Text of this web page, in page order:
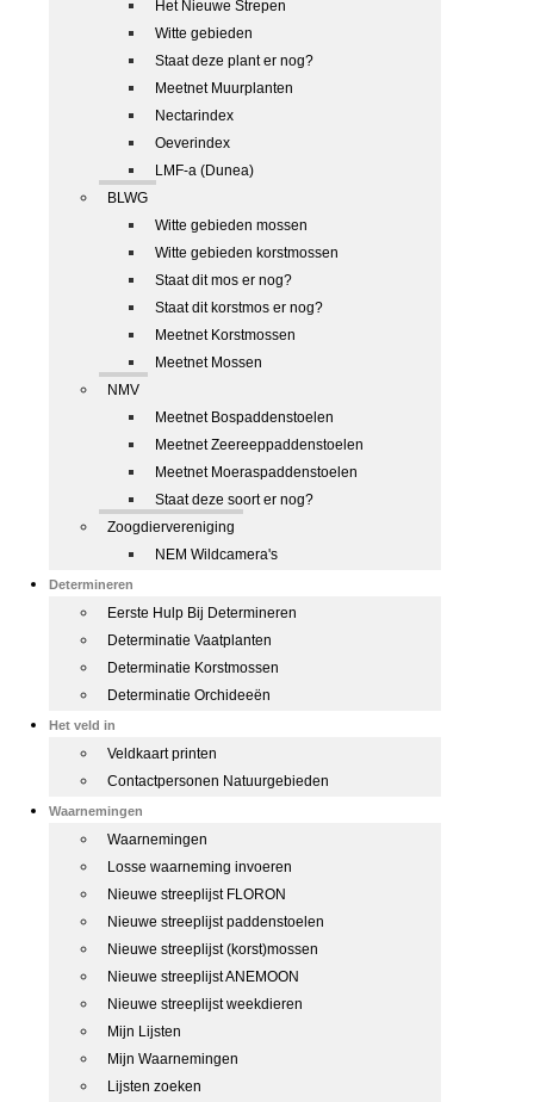
Het Nieuwe Strepen
Witte gebieden
Staat deze plant er nog?
Meetnet Muurplanten
Nectarindex
Oeverindex
LMF-a (Dunea)
BLWG
Witte gebieden mossen
Witte gebieden korstmossen
Staat dit mos er nog?
Staat dit korstmos er nog?
Meetnet Korstmossen
Meetnet Mossen
NMV
Meetnet Bospaddenstoelen
Meetnet Zeereeppaddenstoelen
Meetnet Moeraspaddenstoelen
Staat deze soort er nog?
Zoogdiervereniging
NEM Wildcamera's
Determineren
Eerste Hulp Bij Determineren
Determinatie Vaatplanten
Determinatie Korstmossen
Determinatie Orchideeën
Het veld in
Veldkaart printen
Contactpersonen Natuurgebieden
Waarnemingen
Waarnemingen
Losse waarneming invoeren
Nieuwe streeplijst FLORON
Nieuwe streeplijst paddenstoelen
Nieuwe streeplijst (korst)mossen
Nieuwe streeplijst ANEMOON
Nieuwe streeplijst weekdieren
Mijn Lijsten
Mijn Waarnemingen
Lijsten zoeken